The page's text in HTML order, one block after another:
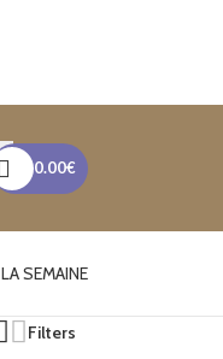
0.00€
SEMAINE
Filters